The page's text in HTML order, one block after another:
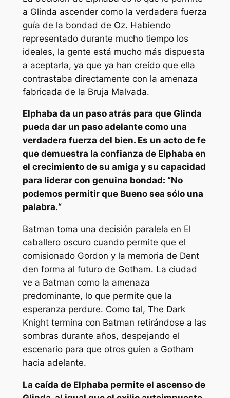
a Glinda ascender como la verdadera fuerza
guía de la bondad de Oz. Habiendo
representado durante mucho tiempo los
ideales, la gente está mucho más dispuesta
a aceptarla, ya que ya han creído que ella
contrastaba directamente con la amenaza
fabricada de la Bruja Malvada.
Elphaba da un paso atrás para que Glinda
pueda dar un paso adelante como una
verdadera fuerza del bien. Es un acto de fe
que demuestra la confianza de Elphaba en
el crecimiento de su amiga y su capacidad
para liderar con genuina bondad: “No
podemos permitir que Bueno sea sólo una
palabra.“
Batman toma una decisión paralela en El
caballero oscurocuando permite que el
comisionado Gordon y la memoria de Dent
den forma al futuro de Gotham. La ciudad
ve a Batman como la amenaza
predominante, lo que permite que la
esperanza perdure. Como tal, The Dark
Knight termina con Batman retirándose a las
sombras durante años, despejando el
escenario para que otros guíen a Gotham
hacia adelante.
La caída de Elphaba permite el ascenso de